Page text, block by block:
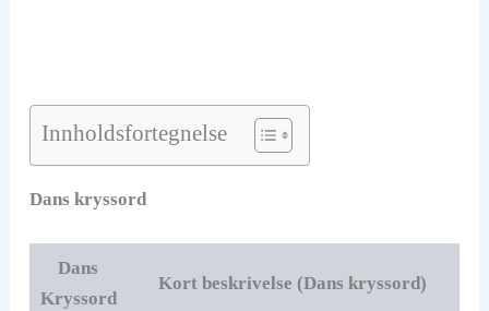
Innholdsfortegnelse
Dans kryssord
Dans
Kryssord
Kort beskrivelse (Dans kryssord)